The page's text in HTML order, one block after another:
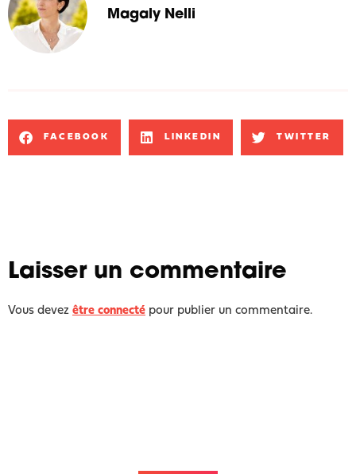
Magaly Nelli
FACEBOOK LINKEDIN TWITTER
Laisser un commentaire
Vous devez être connecté pour publier un commentaire.